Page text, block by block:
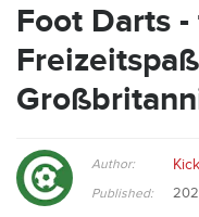
Foot Darts
Author:
Published: